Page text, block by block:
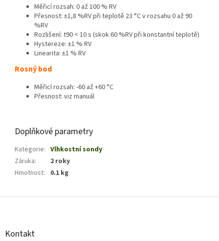
Měřicí rozsah: 0 až 100 % RV
Přesnost: ±1,8 %RV při teplotě 23 °C v rozsahu 0 až 90
%RV
Rozlišení: t90 < 10 s (skok 60 %RV při konstantní teplotě)
Hystereze: ±1 % RV
Linearita: ±1 % RV
Rosný bod
Měřicí rozsah: -60 až +60 °C
Přesnost: viz manuál
Doplňkové parametry
Kategorie: Vlhkostní sondy
Záruka:
2 roky
Hmotnost: 0.1 kg
Z
Kontakt